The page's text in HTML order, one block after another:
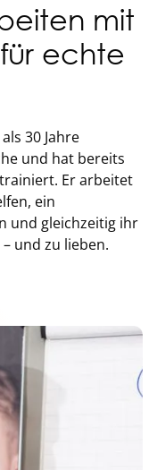
mit
echte
30 Jahre
und hat bereits
Er arbeitet
ein
und gleichzeitig ihr
und zu lieben.